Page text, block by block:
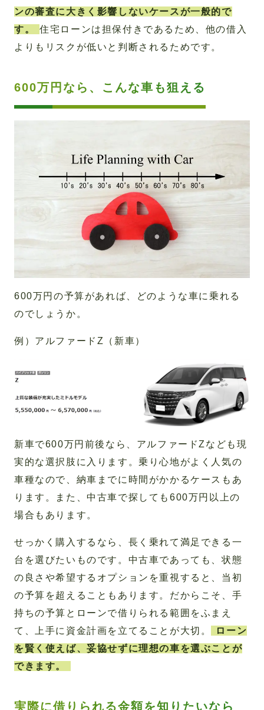
ンの審査に大きく影響しないケースが一般的で
す。
住宅ローンは担保付きであるため、他の借入
よりもリスクが低いと判断されるためです。
600万円なら、こんな車も狙える
600万円の予算があれば、どのような車に乗れる
のでしょうか。
例）アルファードZ（新車）
新車で600万円前後なら、アルファードZなども現
実的な選択肢に入ります。乗り心地がよく人気の
車種なので、納車までに時間がかかるケースもあ
ります。また、中古車で探しても600万円以上の
場合もあります。
せっかく購入するなら、長く乗れて満足できる一
台を選びたいものです。中古車であっても、状態
の良さや希望するオプションを重視すると、当初
の予算を超えることもあります。だからこそ、手
持ちの予算とローンで借りられる範囲をふまえ
て、上手に資金計画を立てることが大切。
ローン
を賢く使えば、妥協せずに理想の車を選ぶことが
できます。
実際に借りられる金額を知りたいなら